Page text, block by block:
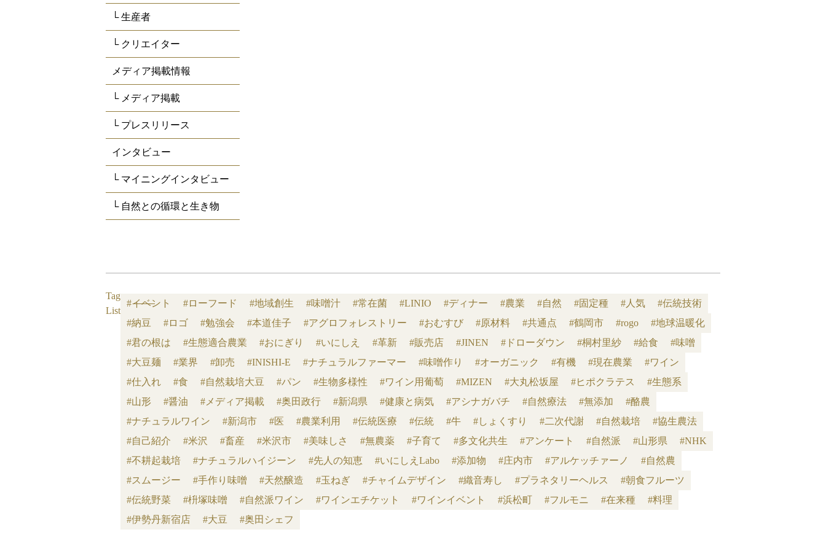
└ 生産者
└ クリエイター
メディア掲載情報
└ メディア掲載
└ プレスリリース
インタビュー
└ マイニングインタビュー
└ 自然との循環と生き物
Tag
List
#イベント #ローフード #地域創生 #味噌汁 #常在菌 #LINIO #ディナー #農業 #自然 #固定種 #人気
#伝統技術
#納豆
#ロゴ #勉強会 #本道佳子 #アグロフォレストリー #おむすび #原材料 #共通点 #鶴岡市 #rogo
#地球温暖化
#君の根は
#生態適合農業 #おにぎり #いにしえ #革新 #販売店 #JINEN #ドローダウン #桐村里紗 #給食
#味噌
#大豆麺
#業界 #卸売 #INISHI-E #ナチュラルファーマー #味噌作り #オーガニック #有機 #現在農業
#ワイン
#仕入れ
#食 #自然栽培大豆 #パン #生物多様性 #ワイン用葡萄 #MIZEN #大丸松坂屋 #ヒポクラテス
#生態系
#山形
#醤油 #メディア掲載 #奥田政行 #新潟県 #健康と病気 #アシナガバチ #自然療法 #無添加
#酪農
#ナチュラルワイン
#新潟市 #医 #農業利用 #伝統医療 #伝統 #牛 #しょくすり #二次代謝 #自然栽培
#協生農法
#自己紹介
#米沢 #畜産 #米沢市 #美味しさ #無農薬 #子育て #多文化共生 #アンケート #自然派 #山形県
#NHK
#不耕起栽培
#ナチュラルハイジーン #先人の知恵 #いにしえLabo #添加物 #庄内市 #アルケッチァーノ
#自然農
#スムージー
#手作り味噌 #天然醸造 #玉ねぎ #チャイムデザイン #織音寿し #プラネタリーヘルス
#朝食フルーツ
#伝統野菜
#枡塚味噌 #自然派ワイン #ワインエチケット #ワインイベント #浜松町 #フルモニ #在来種
#料理
#伊勢丹新宿店
#大豆 #奥田シェフ